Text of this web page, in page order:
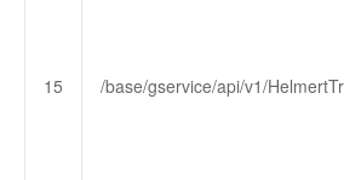
15 /base/gservice/api/v1/